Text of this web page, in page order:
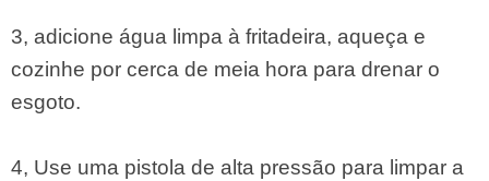
3, adicione água limpa à fritadeira, aqueça e
cozinhe por cerca de meia hora para drenar o
esgoto.
4, Use uma pistola de alta pressão para limpar a